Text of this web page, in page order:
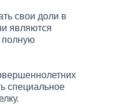
свои доли в
являются
полную
специальное